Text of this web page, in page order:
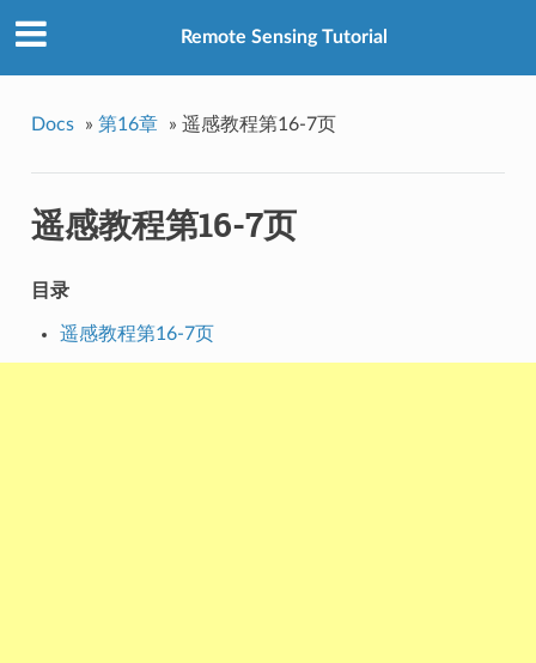
Remote Sensing Tutorial
Docs » 第16章 » 遥感教程第16-7页
遥感教程第16-7页
目录
遥感教程第16-7页